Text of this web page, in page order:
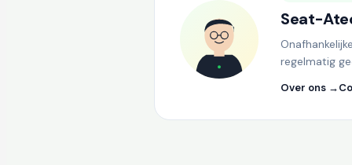
Seat-
regelmatig
Over ons →